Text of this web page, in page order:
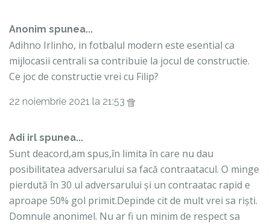
Anonim spunea...
Adihno Irlinho, in fotbalul modern este esential ca
mijlocasii centrali sa contribuie la jocul de constructie.
Ce joc de constructie vrei cu Filip?
22 noiembrie 2021 la 21:53
Adi irl spunea...
Sunt deacord,am spus,în limita în care nu dau
posibilitatea adversarului sa facă contraatacul. O minge
pierdută în 30 ul adversarului și un contraatac rapid e
aproape 50% gol primit.Depinde cit de mult vrei sa riști.
Domnule anonimel. Nu ar fi un minim de respect sa